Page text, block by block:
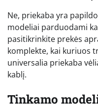
Ne, priekaba yra
modeliai parduodami
pasitikrinkite prekės
komplekte, kai kuriuos
universalia priekaba
kablį.
Tinkamo